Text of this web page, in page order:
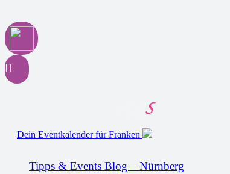
Dein Eventkalender für Franken
Tipps & Events Blog – Nürnberg